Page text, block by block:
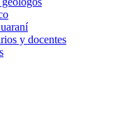
y docentes